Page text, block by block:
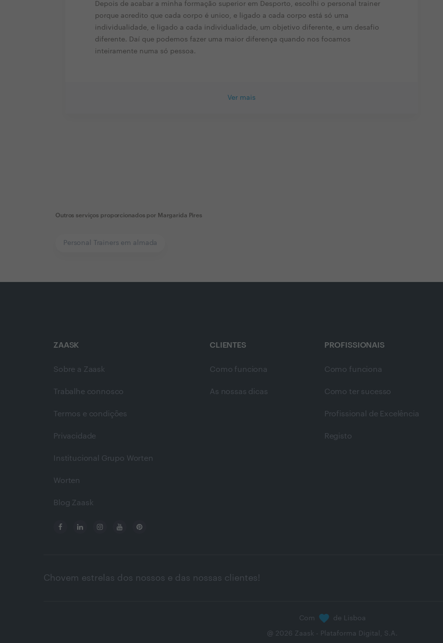
Depois de acabar a minha formação superior em Desporto, escolhi o personal trainer
porque acredito que cada corpo é unico, e ligado a cada corpo está só uma
individualidade, e ligado a cada individualidade, um objetivo diferente, e um desafio
diferente. Daí que podemos fazer uma maior diferença quando nos focamos
inteiramente numa só pessoa.
Ver mais
Outros serviços proporcionados por Margarida Pires
Personal Trainers em almada
ZAASK
Sobre a Zaask
Trabalhe connosco
Termos e condições
Privacidade
Institucional Grupo Worten
Worten
Blog Zaask
CLIENTES
Como funciona
As nossas dicas
PROFISSIONAIS
Como funciona
Como ter sucesso
Profissional de Excelência
Registo
Chovem estrelas dos nossos e das nossas clientes!
Com de Lisboa
@ 2026 Zaask - Plataforma Digital, S.A.